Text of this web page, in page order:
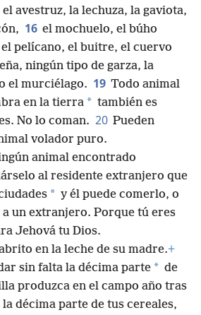
el avestruz, la lechuza, la gaviota,
16 el mochuelo, el búho
el pelícano, el buitre, el cuervo
ningún tipo de garza, la
el murciélago. 19 Todo animal
en la tierra * también es
No lo coman. 20 Pueden
volador puro.
animal encontrado
al residente extranjero que
* y él puede comerlo, o
un extranjero. Porque tú eres
Jehová tu Dios.
en la leche de su madre.+
sin falta la décima parte * de
produzca en el campo año tras
la décima parte de tus cereales,